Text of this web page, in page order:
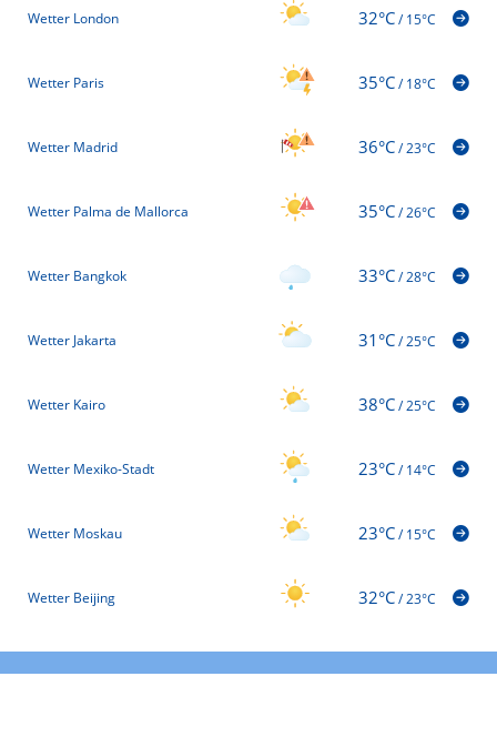
Wetter London 32°C/15°C
Wetter Paris 35°C/18°C
Wetter Madrid 36°C/23°C
Wetter Palma de Mallorca 35°C/26°C
Wetter Bangkok 33°C/28°C
Wetter Jakarta 31°C/25°C
Wetter Kairo 38°C/25°C
Wetter Mexiko-Stadt 23°C/14°C
Wetter Moskau 23°C/15°C
Wetter Beijing 32°C/23°C